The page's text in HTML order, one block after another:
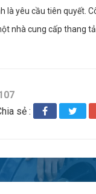
là yêu cầu tiên quyết.
nhà cung cấp thang
sẻ :